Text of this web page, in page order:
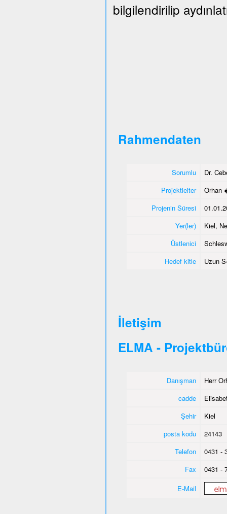
bilgilendirilip
Rahmendaten
Sorumlu
Dr.
Projektleiter
Orhan
Projenin Süresi
Yer(ler)
Kiel,
Üstlenici
Hedef kitle
Uzun
İletişim
ELMA -
Danışman
Herr
cadde
Şehir
Kiel
posta kodu
24143
Telefon
0431 -
Fax
0431 -
E-Mail